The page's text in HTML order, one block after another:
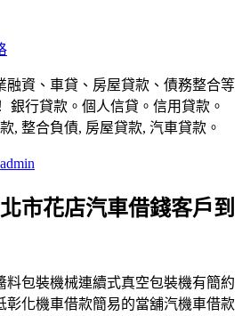
融資、車貸、房屋貸款、債務整合等
銀行貸款。個人信貸。信用貸款。
, 整合負債, 房屋貸款, 汽車貸款。
admin
市花店汽車借錢客戶到
料包裝機械連續式真空包裝機有簡約
彰化機車借款簡易的當舖汽機車借款